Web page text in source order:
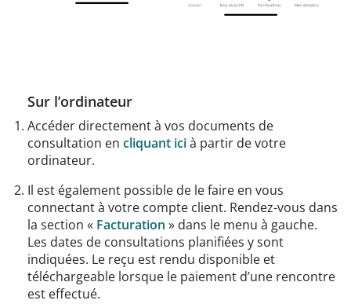
Sur l’ordinateur
Accéder directement à vos documents de
consultation en cliquant icià partir de votre
ordinateur.
Il est également possible de le faire en vous
connectant à votre compte client. Rendez-vous dans
la section « Facturation » dans le menu à gauche.
Les dates de consultations planifiées y sont
indiquées. Le reçu est rendu disponible et
téléchargeable lorsque le paiement d’une rencontre
est effectué.